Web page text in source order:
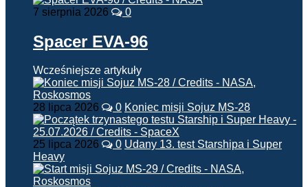
7 sierpnia 2026 0
Spacer EVA-96
Wcześniejsze artykuły
28 lipca 2026 0 Koniec misji Sojuz MS-28
25 lipca 2026 0 Udany 13. test Starshipa i Super
Heavy